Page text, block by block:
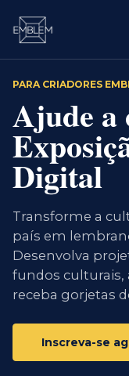
PARA CRIADORES
Ajude
Digital
Transforme a
país em
Desenvolva
fundos culturais,
receba gorjetas
Inscreva-se